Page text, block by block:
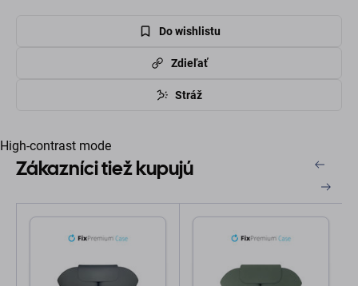
Do wishlistu
Zdieľať
Stráž
High-contrast mode
Zákazníci tiež kupujú